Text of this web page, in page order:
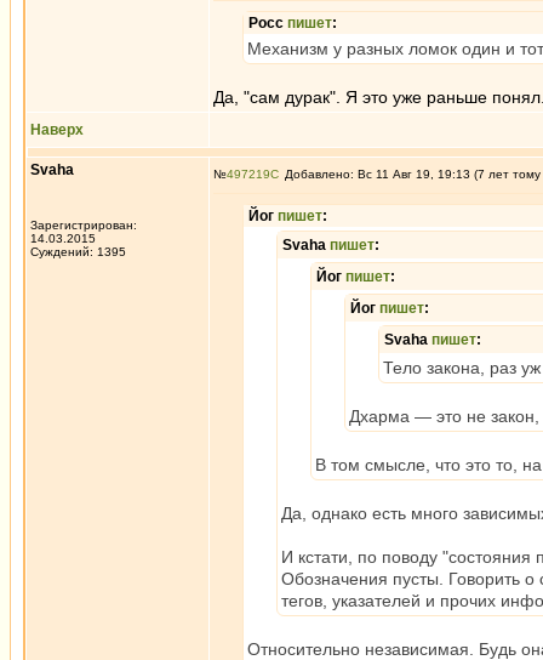
Росс пишет:
Механизм у разных ломок один и
Да, "сам дурак". Я это уже раньше
Наверх
Svaha
Зарегистрирован:
14.03.2015
Суждений: 1395
№497219 Добавлено: Вс 11 Авг 19, 19:13 (7 лет тому
Йог пишет:
Svaha пишет:
Йог пишет:
Йог пишет:
Svaha пишет:
Тело закона, раз
Дхарма — это не
В том смысле, что это то,
Да, однако есть много
И кстати, по поводу "состояния
Обозначения пусты. Говорить о
тегов, указателей и прочих
Относительно независимая. Будь